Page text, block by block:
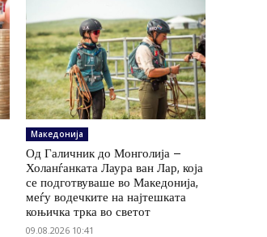
Македонија
Од Галичник до Монголија –
Холанѓанката Лаура ван Лар, која
се подготвуваше во Македонија,
меѓу водечките на најтешката
коњичка трка во светот
09.08.2026 10:41